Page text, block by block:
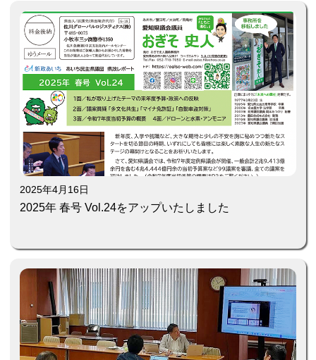
2025年4月16日
2025年 春号 Vol.24をアップいたしました